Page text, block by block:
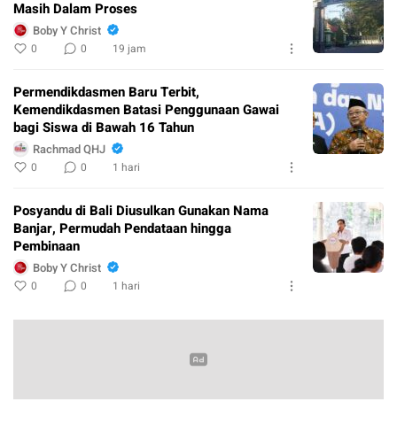
Masih Dalam Proses
Boby Y Christ
0 0 19 jam
Permendikdasmen Baru Terbit,
Kemendikdasmen Batasi Penggunaan Gawai
bagi Siswa di Bawah 16 Tahun
Rachmad QHJ
0 0 1 hari
Posyandu di Bali Diusulkan Gunakan Nama
Banjar, Permudah Pendataan hingga
Pembinaan
Boby Y Christ
0 0 1 hari